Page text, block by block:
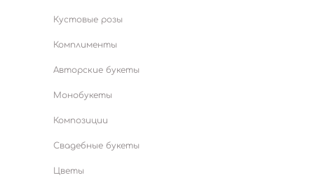
Кустовые розы
Комплименты
Авторские букеты
Монобукеты
Композиции
Свадебные букеты
Цветы